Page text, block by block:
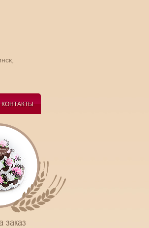
КОНТАКТЫ
заказ